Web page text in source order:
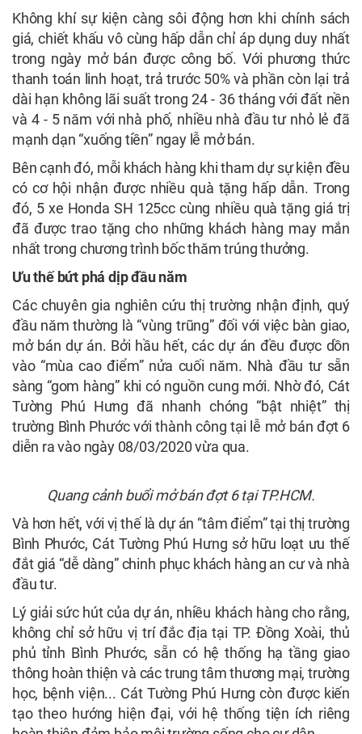
Không khí sự kiện càng sôi động hơn khi chính sách
giá, chiết khấu vô cùng hấp dẫn chỉ áp dụng duy nhất
trong ngày mở bán được công bố. Với phương thức
thanh toán linh hoạt, trả trước 50% và phần còn lại trả
dài hạn không lãi suất trong 24 - 36 tháng với đất nền
và 4 - 5 năm với nhà phố, nhiều nhà đầu tư nhỏ lẻ đã
mạnh dạn “xuống tiền” ngay lễ mở bán.
Bên cạnh đó, mỗi khách hàng khi tham dự sự kiện đều
có cơ hội nhận được nhiều quà tặng hấp dẫn. Trong
đó, 5 xe Honda SH 125cc cùng nhiều quà tặng giá trị
đã được trao tặng cho những khách hàng may mắn
nhất trong chương trình bốc thăm trúng thưởng.
Ưu thế bứt phá dịp đầu năm
Các chuyên gia nghiên cứu thị trường nhận định, quý
đầu năm thường là “vùng trũng” đối với việc bàn giao,
mở bán dự án. Bởi hầu hết, các dự án đều được dồn
vào “mùa cao điểm” nửa cuối năm. Nhà đầu tư sẵn
sàng “gom hàng” khi có nguồn cung mới. Nhờ đó, Cát
Tường Phú Hưng đã nhanh chóng “bật nhiệt” thị
trường Bình Phước với thành công tại lễ mở bán đợt 6
diễn ra vào ngày 08/03/2020 vừa qua.
Quang cảnh buổi mở bán đợt 6 tại TP.HCM.
Và hơn hết, với vị thế là dự án “tâm điểm” tại thị trường
Bình Phước, Cát Tường Phú Hưng sở hữu loạt ưu thế
đắt giá “dễ dàng” chinh phục khách hàng an cư và nhà
đầu tư.
Lý giải sức hút của dự án, nhiều khách hàng cho rằng,
không chỉ sở hữu vị trí đắc địa tại TP. Đồng Xoài, thủ
phủ tỉnh Bình Phước, sẵn có hệ thống hạ tầng giao
thông hoàn thiện và các trung tâm thương mại, trường
học, bệnh viện... Cát Tường Phú Hưng còn được kiến
tạo theo hướng hiện đại, với hệ thống tiện ích riêng